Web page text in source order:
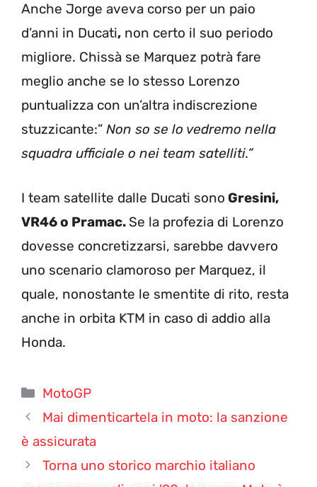
Anche Jorge aveva corso per un paio
d’anni in Ducati, non certo il suo periodo
migliore. Chissà se Marquez potrà fare
meglio anche se lo stesso Lorenzo
puntualizza con un’altra indiscrezione
stuzzicante:” Non so se lo vedremo nella
squadra ufficiale o nei team satelliti.”
I team satellite dalle Ducati sono Gresini,
VR46 o Pramac. Se la profezia di Lorenzo
dovesse concretizzarsi, sarebbe davvero
uno scenario clamoroso per Marquez, il
quale, nonostante le smentite di rito, resta
anche in orbita KTM in caso di addio alla
Honda.
Categorie
MotoGP
Mai dimenticartela in moto: la sanzione
è assicurata
Torna uno storico marchio italiano